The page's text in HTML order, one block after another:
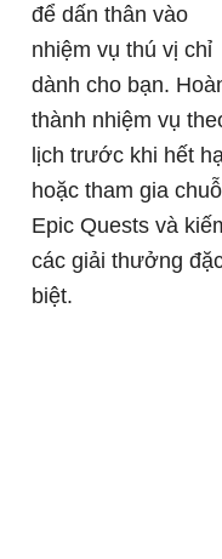
để dấn thân vào
nhiệm vụ thú vị chỉ
dành cho bạn.
thành nhiệm vụ
lịch trước khi hết
hoặc tham gia
Epic Quests và
các giải thưởng
biệt.